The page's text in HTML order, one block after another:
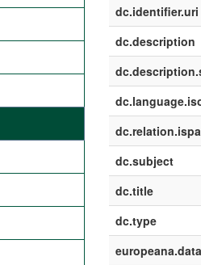
dc.identifier.uri
dc.description
dc.subject
dc.title
dc.type